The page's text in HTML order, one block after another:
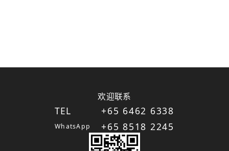
欢迎联系
TEL
WhatsApp
+65 6462 6338
+65 8518 2245